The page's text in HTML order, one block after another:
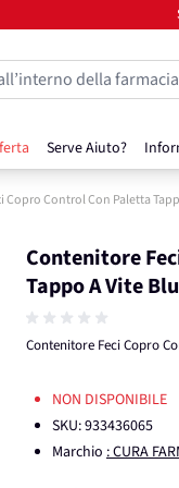
Serve Aiuto?
della farmacia
Control Con Paletta
Contenitore
Tappo A Vite
Contenitore Feci Copro
NON DISPONIBILE
SKU:933436065
Marchio : CURA